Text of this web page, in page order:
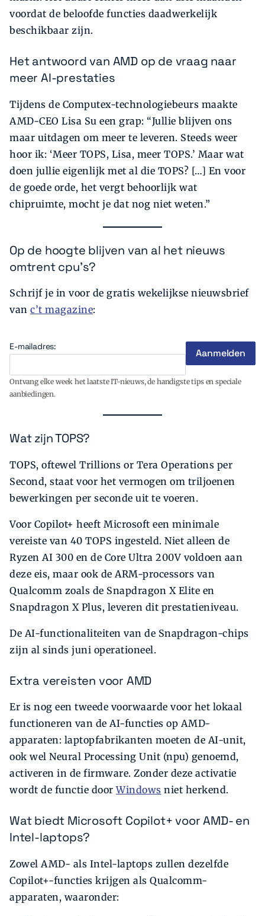
voordat de beloofde functies daadwerkelijk
beschikbaar zijn.
Het antwoord van AMD op de vraag naar
meer AI-prestaties
Tijdens de Computex-technologiebeurs maakte
AMD-CEO Lisa Su een grap: “Jullie blijven ons
maar uitdagen om meer te leveren. Steeds weer
hoor ik: ‘Meer TOPS, Lisa, meer TOPS.’ Maar wat
doen jullie eigenlijk met al die TOPS? […] En voor
de goede orde, het vergt behoorlijk wat
chipruimte, mocht je dat nog niet weten.”
Op de hoogte blijven van al het nieuws
omtrent cpu's?
Schrijf je in voor de gratis wekelijkse nieuwsbrief
van c’t magazine:
E-mailadres:
Ontvang elke week het laatste IT-nieuws, de handigste tips en speciale
aanbiedingen.
Wat zijn TOPS?
TOPS, oftewel Trillions or Tera Operations per
Second, staat voor het vermogen om triljoenen
bewerkingen per seconde uit te voeren.
Voor Copilot+ heeft Microsoft een minimale
vereiste van 40 TOPS ingesteld. Niet alleen de
Ryzen AI 300 en de Core Ultra 200V voldoen aan
deze eis, maar ook de ARM-processors van
Qualcomm zoals de Snapdragon X Elite en
Snapdragon X Plus, leveren dit prestatieniveau.
De AI-functionaliteiten van de Snapdragon-chips
zijn al sinds juni operationeel.
Extra vereisten voor AMD
Er is nog een tweede voorwaarde voor het lokaal
functioneren van de AI-functies op AMD-
apparaten: laptopfabrikanten moeten de AI-unit,
ook wel Neural Processing Unit (npu) genoemd,
activeren in de firmware. Zonder deze activatie
wordt de functie doorWindows niet herkend.
Wat biedt Microsoft Copilot+ voor AMD- en
Intel-laptops?
Zowel AMD- als Intel-laptops zullen dezelfde
Copilot+-functies krijgen als Qualcomm-
apparaten, waaronder: